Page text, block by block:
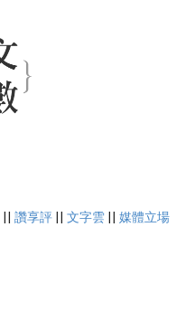
|| 讚享評 || 文字雲 || 媒體立場